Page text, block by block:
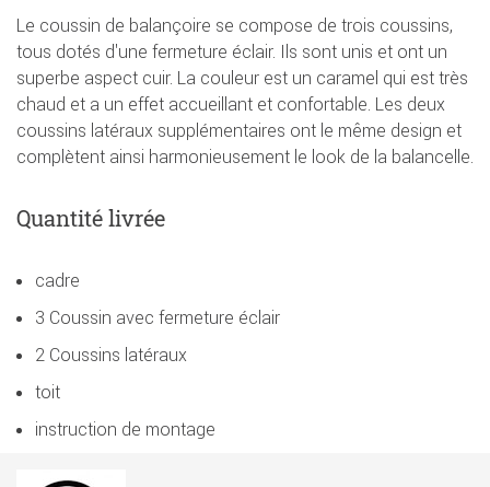
Le coussin de balançoire se compose de trois coussins,
tous dotés d'une fermeture éclair. Ils sont unis et ont un
superbe aspect cuir. La couleur est un caramel qui est très
chaud et a un effet accueillant et confortable. Les deux
coussins latéraux supplémentaires ont le même design et
complètent ainsi harmonieusement le look de la balancelle.
Quantité livrée
cadre
3 Coussin avec fermeture éclair
2 Coussins latéraux
toit
instruction de montage